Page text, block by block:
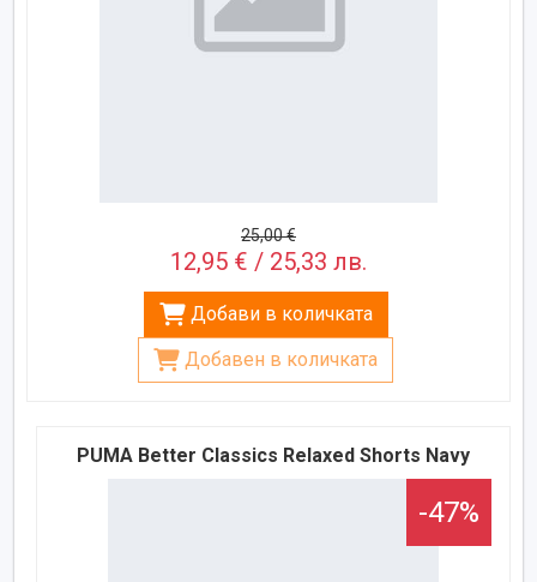
25,00 €
12,95 € / 25,33 лв.
Добави в количката
Добавен в количката
PUMA Better Classics Relaxed Shorts Navy
-47%